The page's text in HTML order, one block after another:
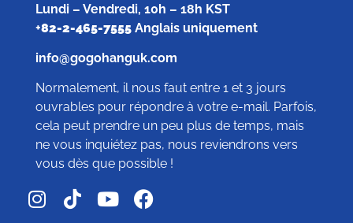
Lundi – Vendredi, 10h – 18h KST
+82-2-465-7555Anglais uniquement
info@gogohanguk.com
Normalement, il nous faut entre 1 et 3 jours
ouvrables pour répondre à votre e-mail. Parfois,
cela peut prendre un peu plus de temps, mais
ne vous inquiétez pas, nous reviendrons vers
vous dès que possible !